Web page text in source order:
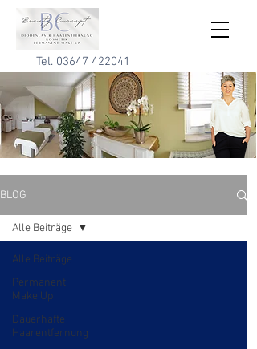
Tel. 03647 422041
BLOG
Alle Beiträge
Permanent
Make Up
Dauerhafte
Haarentfernung
Alle Beiträge